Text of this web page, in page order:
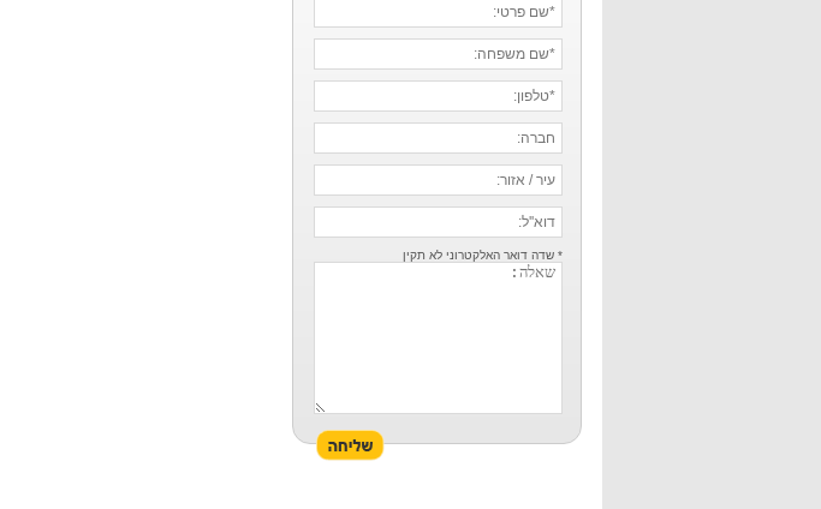
* שדה דואר האלקטרוני לא תקין